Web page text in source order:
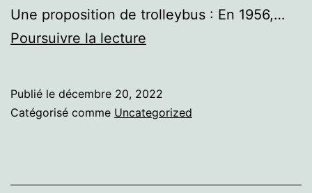
Une proposition de trolleybus : En 1956,…
Poursuivre la lecture
Publié le décembre 20, 2022
Catégorisé comme Uncategorized